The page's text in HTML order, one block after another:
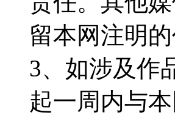
留本网注明
3、如涉及作
起一周内与